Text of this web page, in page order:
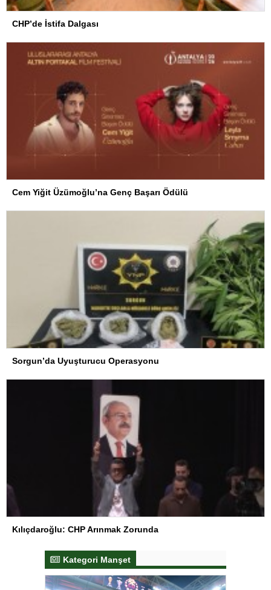
CHP’de İstifa Dalgası
Cem Yiğit Üzümoğlu’na Genç Başarı Ödülü
Sorgun’da Uyuşturucu Operasyonu
Kılıçdaroğlu: CHP Arınmak Zorunda
Kategori Manşet